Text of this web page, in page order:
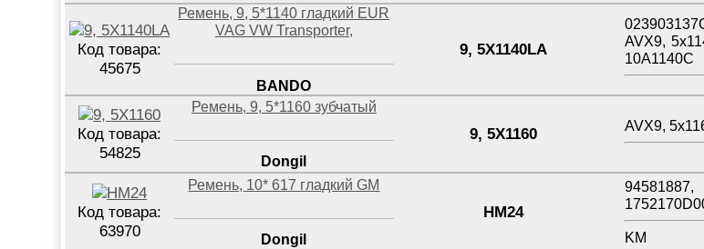
Код товара:
45675
Ремень, 9, 5*1140 гладкий EUR
VAG VW Transporter,
BANDO
9, 5X1140LA
AVX9,
10A1140C
Код товара:
54825
Ремень, 9, 5*1160 зубчатый
Dongil
9, 5X1160 AVX9,
Код товара:
63970
Ремень, 10* 617 гладкий GM
Dongil
HM24
KM